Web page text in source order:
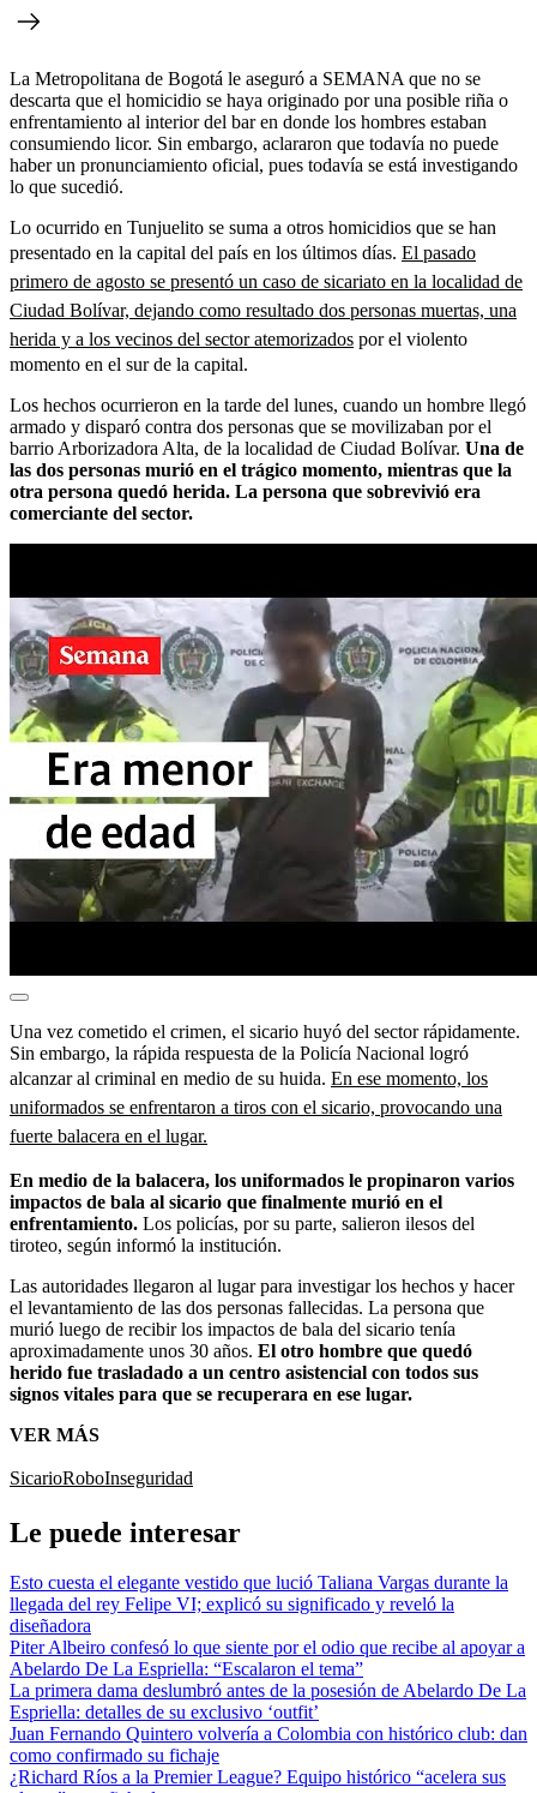
La Metropolitana de Bogotá le aseguró a SEMANA que no se
descarta que el homicidio se haya originado por una posible riña o
enfrentamiento al interior del bar en donde los hombres estaban
consumiendo licor. Sin embargo, aclararon que todavía no puede
haber un pronunciamiento oficial, pues todavía se está investigando
lo que sucedió.
Lo ocurrido en Tunjuelito se suma a otros homicidios que se han
presentado en la capital del país en los últimos días. El pasado
primero de agosto se presentó un caso de sicariato en la localidad de
Ciudad Bolívar, dejando como resultado dos personas muertas, una
herida y a los vecinos del sector atemorizados por el violento
momento en el sur de la capital.
Los hechos ocurrieron en la tarde del lunes, cuando un hombre llegó
armado y disparó contra dos personas que se movilizaban por el
barrio Arborizadora Alta, de la localidad de Ciudad Bolívar. Una de
las dos personas murió en el trágico momento, mientras que la
otra persona quedó herida. La persona que sobrevivió era
comerciante del sector.
Una vez cometido el crimen, el sicario huyó del sector rápidamente.
Sin embargo, la rápida respuesta de la Policía Nacional logró
alcanzar al criminal en medio de su huida. En ese momento, los
uniformados se enfrentaron a tiros con el sicario, provocando una
fuerte balacera en el lugar.
En medio de la balacera, los uniformados le propinaron varios
impactos de bala al sicario que finalmente murió en el
enfrentamiento. Los policías, por su parte, salieron ilesos del
tiroteo, según informó la institución.
Las autoridades llegaron al lugar para investigar los hechos y hacer
el levantamiento de las dos personas fallecidas. La persona que
murió luego de recibir los impactos de bala del sicario tenía
aproximadamente unos 30 años. El otro hombre que quedó
herido fue trasladado a un centro asistencial con todos sus
signos vitales para que se recuperara en ese lugar.
VER MÁS
SicarioRoboInseguridad
Le puede interesar
Esto cuesta el elegante vestido que lució Taliana Vargas durante la
llegada del rey Felipe VI; explicó su significado y reveló la
diseñadora
Piter Albeiro confesó lo que siente por el odio que recibe al apoyar a
Abelardo De La Espriella: “Escalaron el tema”
La primera dama deslumbró antes de la posesión de Abelardo De La
Espriella: detalles de su exclusivo ‘outfit’
Juan Fernando Quintero volvería a Colombia con histórico club: dan
como confirmado su fichaje
¿Richard Ríos a la Premier League? Equipo histórico “acelera sus